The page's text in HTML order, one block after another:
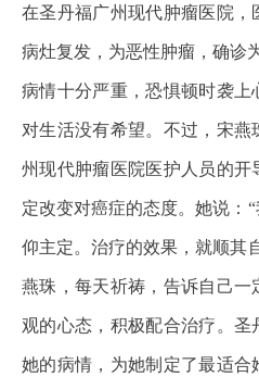
在圣丹福广州现代肿瘤医院
病灶复发，为恶性肿瘤，确诊
病情十分严重，恐惧顿时袭
对生活没有希望。不过，宋
州现代肿瘤医院医护人员的
定改变对癌症的态度。她说：
仰主定。治疗的效果，就顺其
燕珠，每天祈祷，告诉自己
观的心态，积极配合治疗。
她的病情，为她制定了最适合